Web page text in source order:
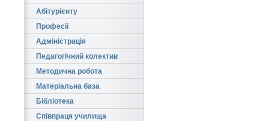
Абітурієнту
Професії
Адміністрація
Педагогічний колектив
Методична робота
Матеріальна база
Бібліотека
Співпраця училища